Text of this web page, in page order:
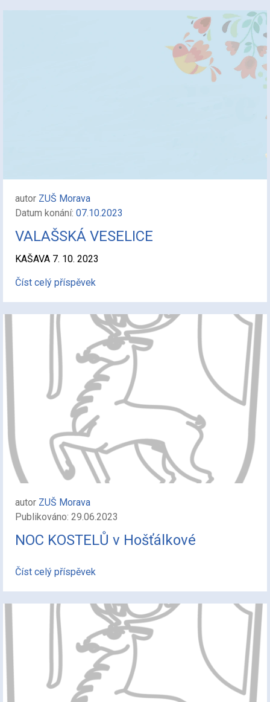
autor ZUŠ Morava
Datum konání: 07.10.2023
VALAŠSKÁ VESELICE
KAŠAVA 7. 10. 2023
Číst celý příspěvek
autor ZUŠ Morava
Publikováno: 29.06.2023
NOC KOSTELŮ v Hošťálkové
Číst celý příspěvek